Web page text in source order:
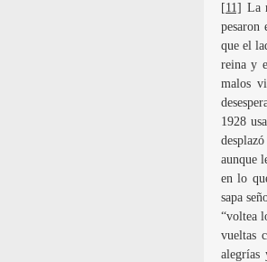
[11] La
pesaron
que el
reina y
malos
1928
aunque
en lo
sapa
“voltea
vueltas
alegrías